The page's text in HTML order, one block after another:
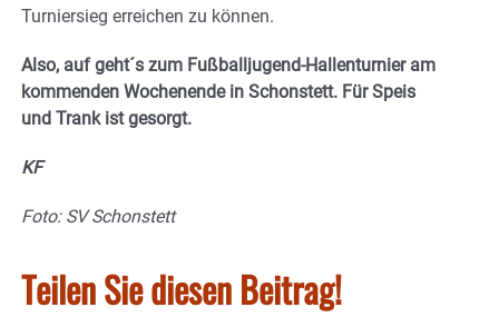
Turniersieg erreichen zu können.
Also, auf geht´s zum Fußballjugend-Hallenturnier am
kommenden Wochenende in Schonstett. Für Speis
und Trank ist gesorgt.
KF
Foto: SV Schonstett
Teilen Sie diesen Beitrag!